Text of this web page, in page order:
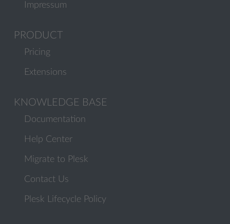
Impressum
PRODUCT
Pricing
Extensions
KNOWLEDGE BASE
Documentation
Help Center
Migrate to Plesk
Contact Us
Plesk Lifecycle Policy